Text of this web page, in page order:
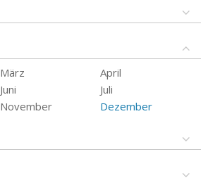
März
April
Juni
Juli
November Dezember